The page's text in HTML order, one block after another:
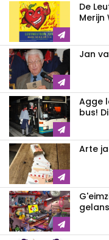
De
Merijn
Jan
Agge
bus!
Arte